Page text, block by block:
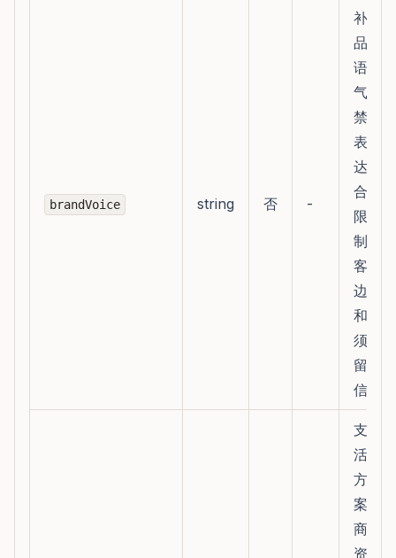
brandVoice string 否 -
补充
品牌
语
气、
禁用
表
达、
合规
限
制、
客服
边界
和必
须保
留的
信息
支持
活动
方
案、
商品
资